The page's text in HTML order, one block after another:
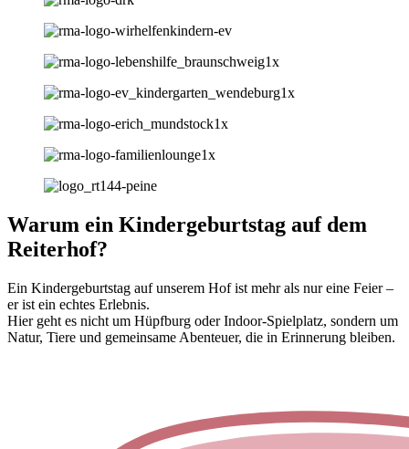
Warum ein Kindergeburtstag auf dem
Reiterhof?
Ein Kindergeburtstag auf unserem Hof ist mehr als nur eine Feier –
er ist ein echtes Erlebnis.
Hier geht es nicht um Hüpfburg oder Indoor-Spielplatz, sondern um
Natur, Tiere und gemeinsame Abenteuer, die in Erinnerung bleiben.